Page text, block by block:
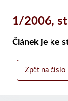
1/2006,
Článek je ke
Zpět na číslo